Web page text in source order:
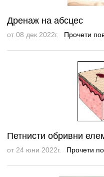
Дренаж на абсцес
от 08 дек 2022г. Прочети
Петнисти обривни
от 24 юни 2022г. Прочети